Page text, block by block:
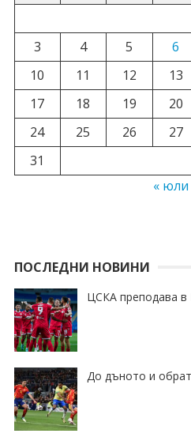
3
4 5 6
10
11 12 13
17
18 19 20
24
25 26 27
31
« юли
ПОСЛЕДНИ НОВИНИ
ЦСКА преподава в
До дъното и